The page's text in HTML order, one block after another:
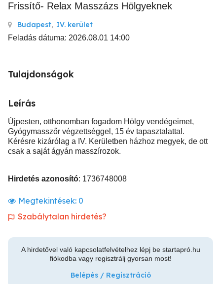
Frissítő- Relax Masszázs Hölgyeknek
Budapest, IV. kerület
Feladás dátuma: 2026.08.01 14:00
Tulajdonságok
Leírás
Újpesten, otthonomban fogadom Hölgy vendégeimet,
Gyógymasszőr végzettséggel, 15 év tapasztalattal.
Kérésre kizárólag a IV. Kerületben házhoz megyek, de ott
csak a saját ágyán masszírozok.
Hirdetés azonosító: 1736748008
Megtekintések: 0
Szabálytalan hirdetés?
A hirdetővel való kapcsolatfelvételhez lépj be startapró.hu
fiókodba vagy regisztrálj gyorsan most!
Belépés / Regisztráció